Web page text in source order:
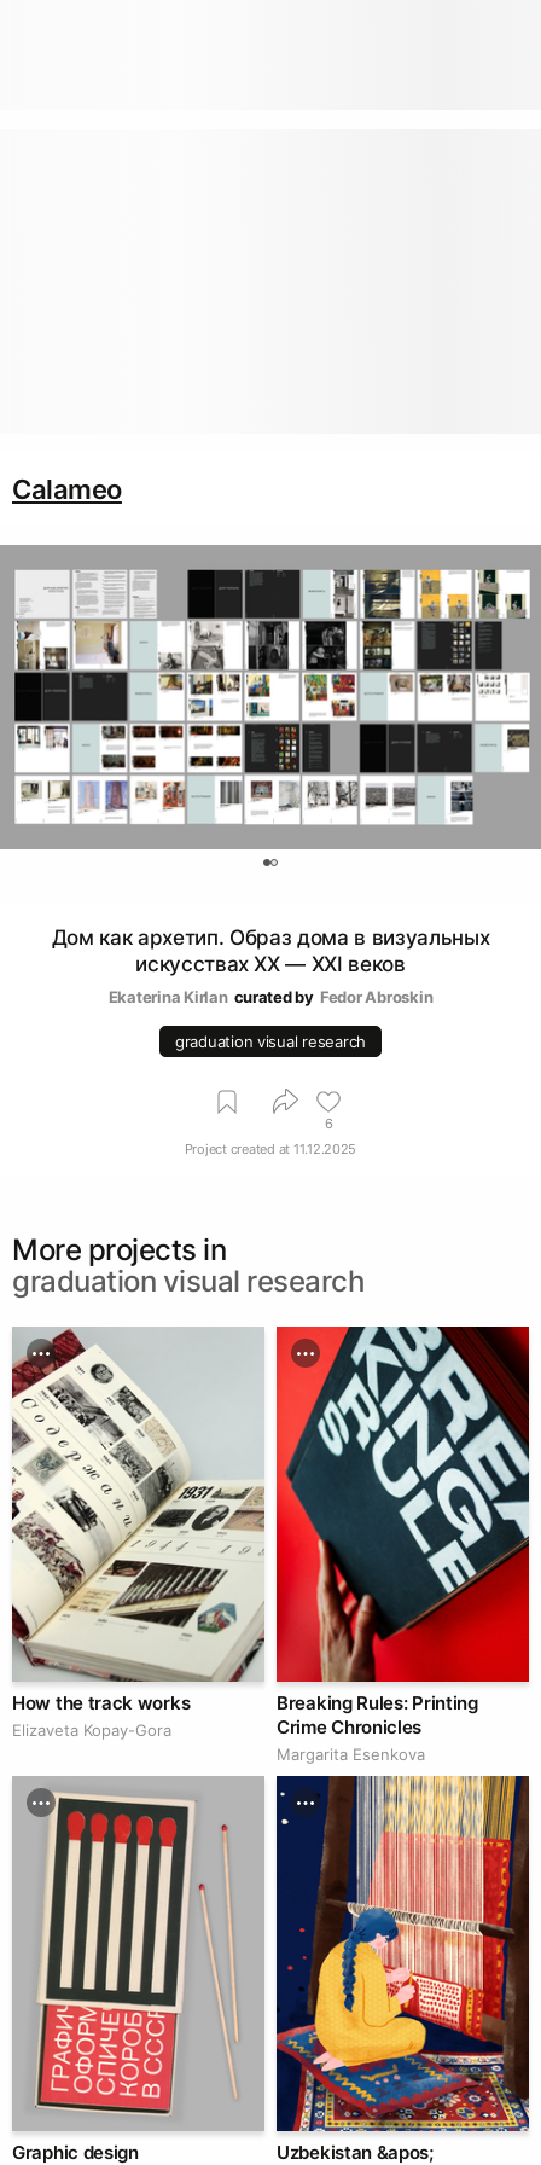
Calameo
Дом как архетип. Образ дома в визуальных
искусствах ХХ — ХХI веков
Ekaterina Kirlan curated by Fedor Abroskin
graduation visual research
6
Project created at 11.12.2025
More projects in
graduation visual research
How the track works
Elizaveta Kopay-Gora
Breaking Rules: Printing
Crime Chronicles
Margarita Esenkova
Graphic design Uzbekistan &apos;